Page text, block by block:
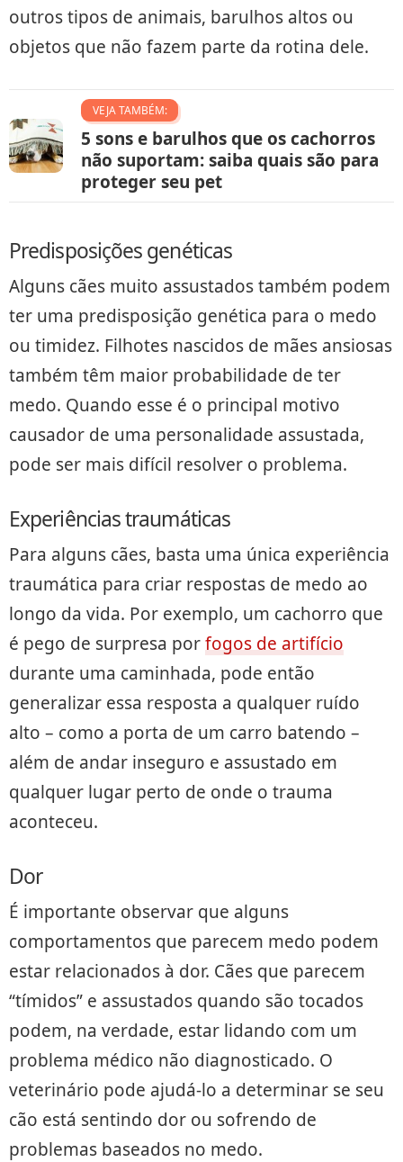
outros tipos de animais, barulhos altos ou
objetos que não fazem parte da rotina dele.
VEJA TAMBÉM:
5 sons e barulhos que os cachorros
não suportam: saiba quais são para
proteger seu pet
Predisposições genéticas
Alguns cães muito assustados também podem
ter uma predisposição genética para o medo
ou timidez. Filhotes nascidos de mães ansiosas
também têm maior probabilidade de ter
medo. Quando esse é o principal motivo
causador de uma personalidade assustada,
pode ser mais difícil resolver o problema.
Experiências traumáticas
Para alguns cães, basta uma única experiência
traumática para criar respostas de medo ao
longo da vida. Por exemplo, um cachorro que
é pego de surpresa porfogos de artifício
durante uma caminhada, pode então
generalizar essa resposta a qualquer ruído
alto – como a porta de um carro batendo –
além de andar inseguro e assustado em
qualquer lugar perto de onde o trauma
aconteceu.
Dor
É importante observar que alguns
comportamentos que parecem medo podem
estar relacionados à dor. Cães que parecem
“tímidos” e assustados quando são tocados
podem, na verdade, estar lidando com um
problema médico não diagnosticado. O
veterinário pode ajudá-lo a determinar se seu
cão está sentindo dor ou sofrendo de
problemas baseados no medo.